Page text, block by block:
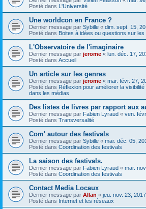
Posté dans L'Université
Une worldcon en France ?
Dernier message par Sybille « dim. sept. 15,
Posté dans Boites à idées ou questions sur
L'Observatoire de l'imaginaire
Dernier message par jerome « lun. déc. 17,
Posté dans Accueil
Un article sur les genres
Dernier message par jerome « mar. févr. 27,
Posté dans Réflexion pour améliorer la
dans les médias
Des listes de livres par rapport aux
Dernier message par Fabien Lyraud « ven.
Posté dans Transversalité
Com' autour des festivals
Dernier message par Sybille « mar. déc. 05,
Posté dans Coordination des festivals
La saison des festivals.
Dernier message par Fabien Lyraud « mar.
Posté dans Coordination des festivals
Contact Media Locaux
Dernier message par Allan « jeu. nov. 23,
Posté dans Internet et les réseaux